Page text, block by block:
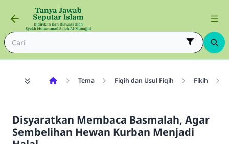
Tema Fiqih dan Usul Fiqih Fikih
Disyaratkan Membaca Basmalah, Agar
Sembelihan Hewan Kurban Menjadi